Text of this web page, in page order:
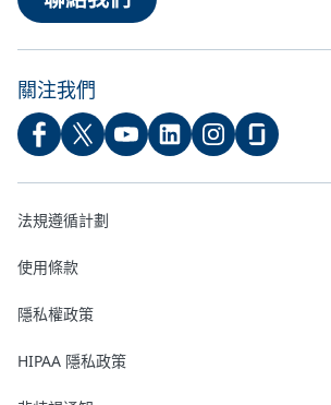
關注我們
法規遵循計劃
使用條款
隱私權政策
HIPAA 隱私政策